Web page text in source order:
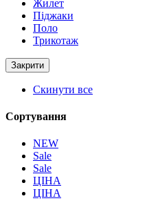
Жилет
Піджаки
Поло
Трикотаж
Закрити
Скинути все
Сортування
NEW
Sale
Sale
ЦІНА
ЦІНА